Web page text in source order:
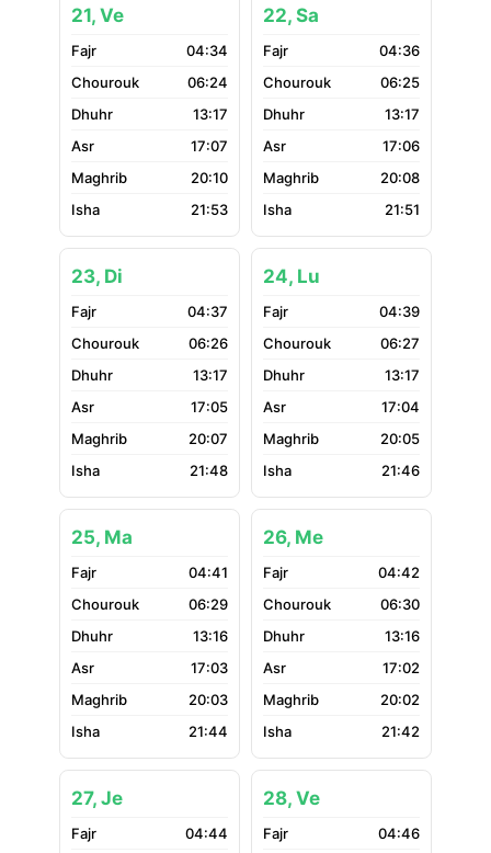
21, Ve
04:34
06:24
13:17
17:07
20:10
21:53
22, Sa
04:36
06:25
13:17
17:06
20:08
21:51
23, Di
04:37
06:26
13:17
17:05
20:07
21:48
24, Lu
04:39
06:27
13:17
17:04
20:05
21:46
25, Ma
04:41
06:29
13:16
17:03
20:03
21:44
26, Me
04:42
06:30
13:16
17:02
20:02
21:42
27, Je
04:44
28, Ve
04:46